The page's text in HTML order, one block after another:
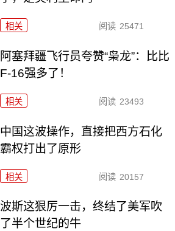
相关 阅读 25471
阿塞拜疆飞行员夸赞“枭龙”：比比
F-16强多了！
相关 阅读 23493
中国这波操作，直接把西方石化
霸权打出了原形
相关 阅读 20157
波斯这狠厉一击，终结了美军吹
了半个世纪的牛